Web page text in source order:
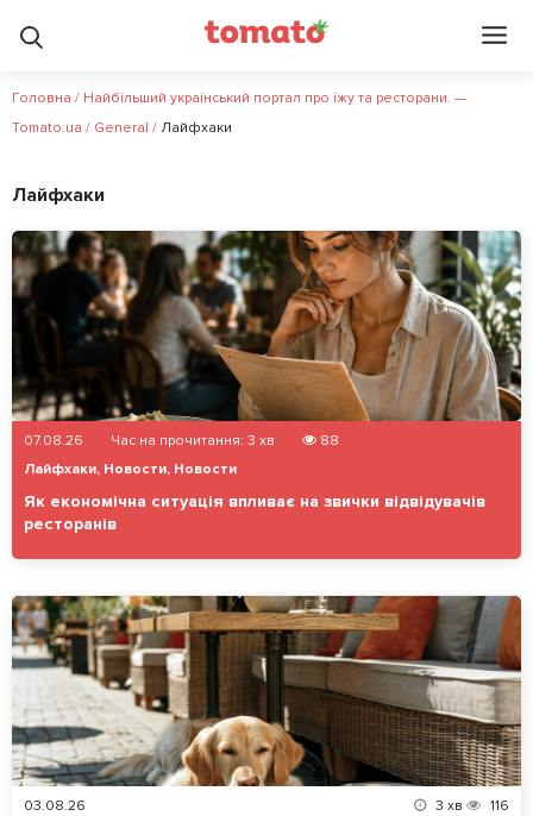
Головна / Найбільший український портал про їжу та ресторани. —
Tomato.ua / General / Лайфхаки
Лайфхаки
07.08.26 Час на прочитання: 3 хв
88
Лайфхаки, Новости, Новости
Як економічна ситуація впливає на звички відвідувачів
ресторанів
03.08.26 3 хв
116